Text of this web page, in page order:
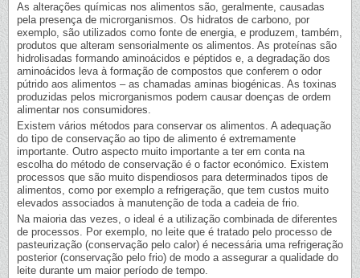
As alterações químicas nos alimentos são, geralmente, causadas
pela presença de microrganismos. Os hidratos de carbono, por
exemplo, são utilizados como fonte de energia, e produzem, também,
produtos que alteram sensorialmente os alimentos. As proteínas são
hidrolisadas formando aminoácidos e péptidos e, a degradação dos
aminoácidos leva à formação de compostos que conferem o odor
pútrido aos alimentos – as chamadas aminas biogénicas. As toxinas
produzidas pelos microrganismos podem causar doenças de ordem
alimentar nos consumidores.
Existem vários métodos para conservar os alimentos. A adequação
do tipo de conservação ao tipo de alimento é extremamente
importante. Outro aspecto muito importante a ter em conta na
escolha do método de conservação é o factor económico. Existem
processos que são muito dispendiosos para determinados tipos de
alimentos, como por exemplo a refrigeração, que tem custos muito
elevados associados à manutenção de toda a cadeia de frio.
Na maioria das vezes, o ideal é a utilização combinada de diferentes
de processos. Por exemplo, no leite que é tratado pelo processo de
pasteurização (conservação pelo calor) é necessária uma refrigeração
posterior (conservação pelo frio) de modo a assegurar a qualidade do
leite durante um maior período de tempo.